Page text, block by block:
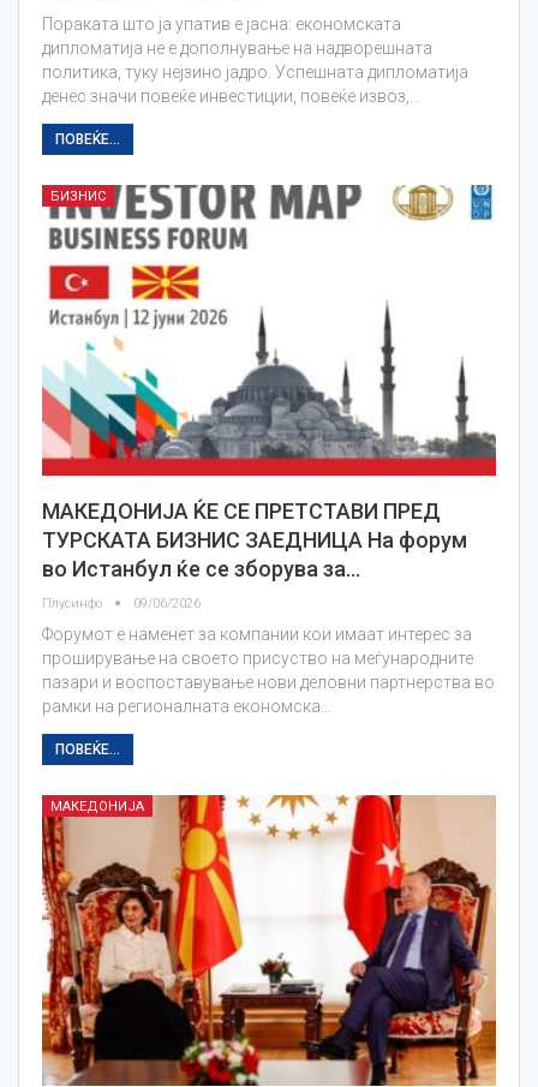
Пораката што ја упатив е јасна: економската
дипломатија не е дополнување на надворешната
политика, туку нејзино јадро. Успешната дипломатија
денес значи повеќе инвестиции, повеќе извоз,…
ПОВЕЌЕ...
БИЗНИС
МАКЕДОНИЈА ЌЕ СЕ ПРЕТСТАВИ ПРЕД
ТУРСКАТА БИЗНИС ЗАЕДНИЦА На форум
во Истанбул ќе се зборува за…
Плусинфо 09/06/2026
Форумот е наменет за компании кои имаат интерес за
проширување на своето присуство на меѓународните
пазари и воспоставување нови деловни партнерства во
рамки на регионалната економска…
ПОВЕЌЕ...
МАКЕДОНИЈА